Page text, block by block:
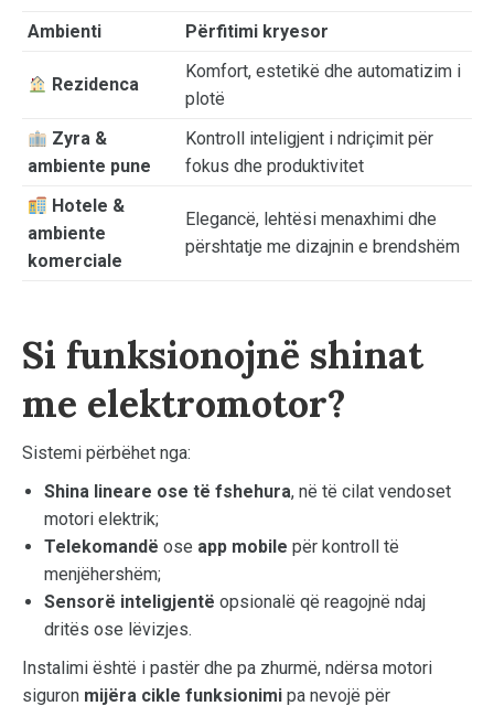
Ambienti Përfitimi kryesor
Rezidenca
Komfort, estetikë dhe automatizim i
plotë
Zyra &
ambiente pune
Kontroll inteligjent i ndriçimit për
fokus dhe produktivitet
Hotele &
ambiente
komerciale
Elegancë, lehtësi menaxhimi dhe
përshtatje me dizajnin e brendshëm
Si funksionojnë shinat
me elektromotor?
Sistemi përbëhet nga:
Shina lineare ose të fshehura, në të cilat vendoset
motori elektrik;
Telekomandë ose app mobile për kontroll të
menjëhershëm;
Sensorë inteligjentë opsionalë që reagojnë ndaj
dritës ose lëvizjes.
Instalimi është i pastër dhe pa zhurmë, ndërsa motori
siguron mijëra cikle funksionimi pa nevojë për